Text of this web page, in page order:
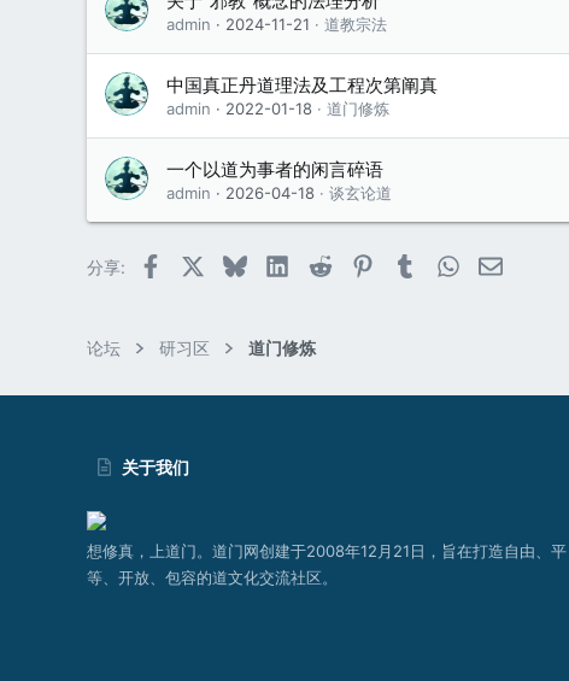
admin 2024-11-21 道教宗法
中国真正丹道理法及工程次第阐真
admin 2022-01-18 道门修炼
一个以道为事者的闲言碎语
admin 2026-04-18 谈玄论道
分享: FacebookX (Twitter)
BlueskyLinkedIn
Reddit PinterestTumblrWhatsApp
邮件
论坛 研习区 道门修炼
关于我们
想修真，上道门。道门网创建于2008年12月21日，旨在打造自由、平
等、开放、包容的道文化交流社区。